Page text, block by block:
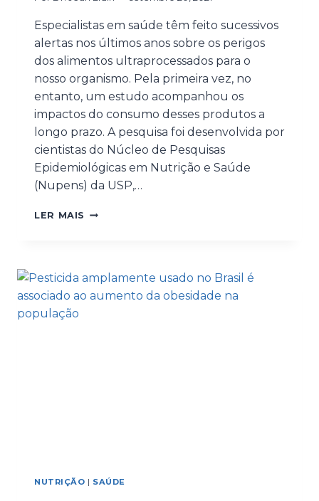
Especialistas em saúde têm feito sucessivos
alertas nos últimos anos sobre os perigos
dos alimentos ultraprocessados para o
nosso organismo. Pela primeira vez, no
entanto, um estudo acompanhou os
impactos do consumo desses produtos a
longo prazo. A pesquisa foi desenvolvida por
cientistas do Núcleo de Pesquisas
Epidemiológicas em Nutrição e Saúde
(Nupens) da USP,…
LER MAIS
NUTRIÇÃO | SAÚDE